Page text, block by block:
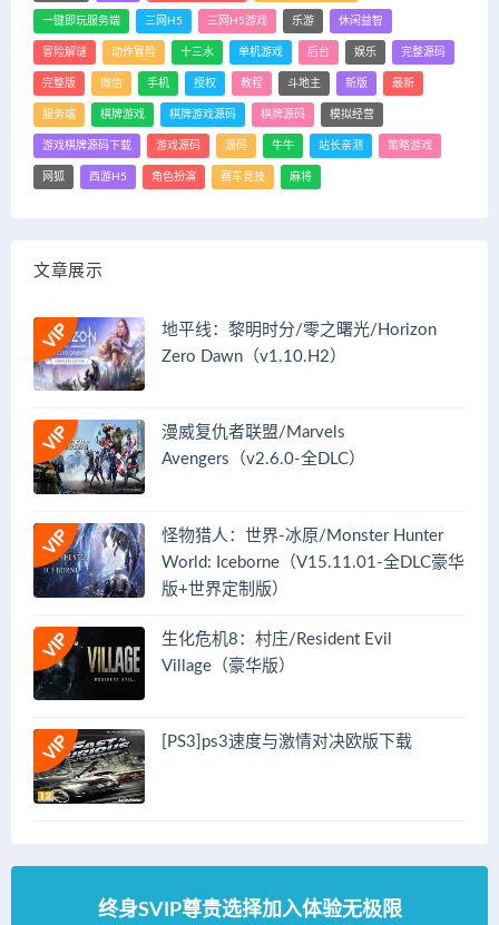
一键即玩服务端 三网H5 三网H5游戏 乐游 休闲益智
冒险解谜 动作冒险 十三水 单机游戏 后台 娱乐 完整源码
完整版 微信 手机 授权 教程 斗地主 新版 最新
服务端 棋牌游戏 棋牌游戏源码 棋牌源码 模拟经营
游戏棋牌源码下载 游戏源码 源码 牛牛 站长亲测 策略游戏
网狐 西游H5 角色扮演 赛车竞技 麻将
文章展示
地平线：黎明时分/零之曙光/Horizon
Zero Dawn（v1.10.H2）
漫威复仇者联盟/Marvels
Avengers（v2.6.0-全DLC）
怪物猎人：世界-冰原/Monster Hunter
World: Iceborne（V15.11.01-全DLC豪华
版+世界定制版）
生化危机8：村庄/Resident Evil
Village（豪华版）
[PS3]ps3速度与激情对决欧版下载
终身SVIP尊贵选择加入体验无极限